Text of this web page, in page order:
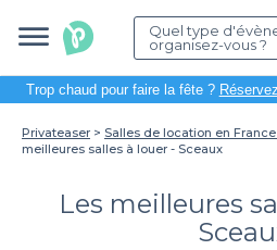
Quel type
organisez-vous ?
Trop chaud pour faire la fête ?
Privateaser Salles de location en
meilleures salles à louer - Sceaux
Les meilleures